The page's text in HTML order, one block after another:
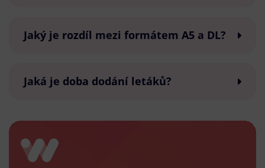
Jaký je rozdíl mezi formátem A5 a DL?
Jaká je doba dodání letáků?